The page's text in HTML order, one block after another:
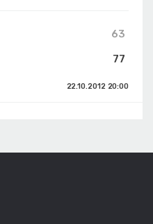
63
77
22.10.2012 20:00